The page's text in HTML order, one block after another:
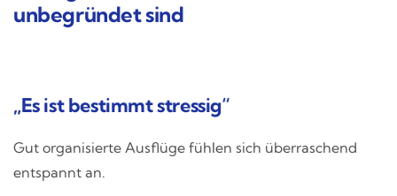
unbegründet sind
„Es ist bestimmt stressig“
Gut organisierte Ausflüge fühlen sich überraschend
entspannt an.